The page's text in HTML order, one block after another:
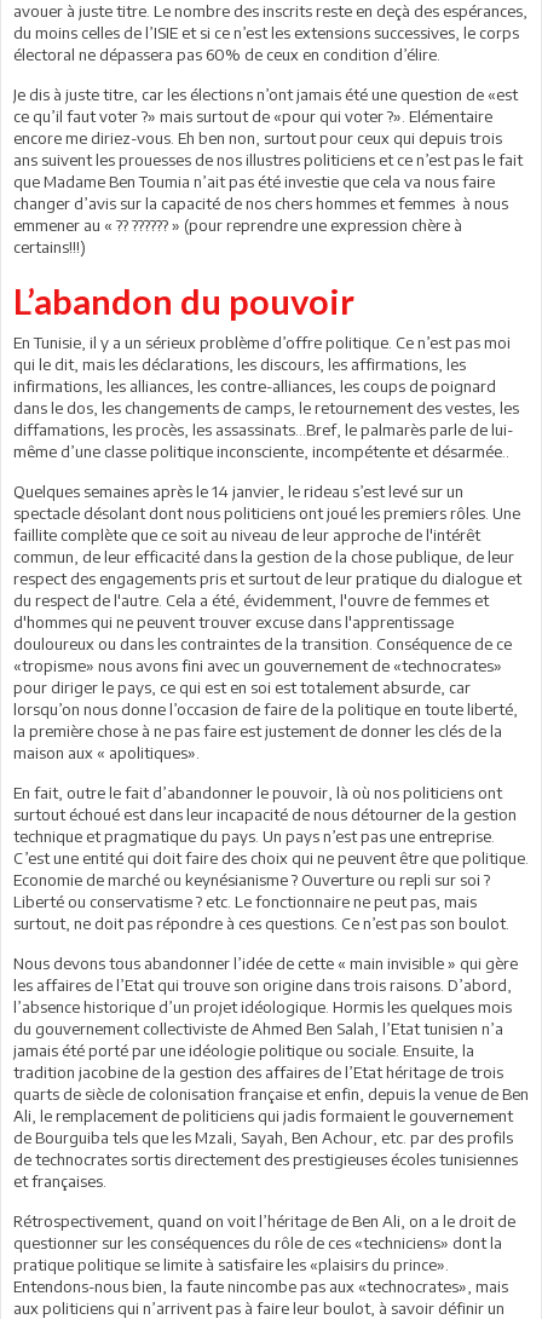
avouer à juste titre. Le nombre des inscrits reste en deçà des espérances,
du moins celles de l’ISIE et si ce n’est les extensions successives, le corps
électoral ne dépassera pas 60% de ceux en condition d’élire.
Je dis à juste titre, car les élections n’ont jamais été une question de «est
ce qu’il faut voter ?» mais surtout de «pour qui voter ?». Elémentaire
encore me diriez-vous. Eh ben non, surtout pour ceux qui depuis trois
ans suivent les prouesses de nos illustres politiciens et ce n’est pas le fait
que Madame Ben Toumia n’ait pas été investie que cela va nous faire
changer d’avis sur la capacité de nos chers hommes et femmes à nous
emmener au « ?? ?????? » (pour reprendre une expression chère à
certains!!!)
L’abandon du pouvoir
En Tunisie, il y a un sérieux problème d’offre politique. Ce n’est pas moi
qui le dit, mais les déclarations, les discours, les affirmations, les
infirmations, les alliances, les contre-alliances, les coups de poignard
dans le dos, les changements de camps, le retournement des vestes, les
diffamations, les procès, les assassinats…Bref, le palmarès parle de lui-
même d’une classe politique inconsciente, incompétente et désarmée..
Quelques semaines après le 14 janvier, le rideau s’est levé sur un
spectacle désolant dont nous politiciens ont joué les premiers rôles. Une
faillite complète que ce soit au niveau de leur approche de l'intérêt
commun, de leur efficacité dans la gestion de la chose publique, de leur
respect des engagements pris et surtout de leur pratique du dialogue et
du respect de l'autre. Cela a été, évidemment, l'ouvre de femmes et
d'hommes qui ne peuvent trouver excuse dans l'apprentissage
douloureux ou dans les contraintes de la transition. Conséquence de ce
«tropisme» nous avons fini avec un gouvernement de «technocrates»
pour diriger le pays, ce qui est en soi est totalement absurde, car
lorsqu’on nous donne l’occasion de faire de la politique en toute liberté,
la première chose à ne pas faire est justement de donner les clés de la
maison aux « apolitiques».
En fait, outre le fait d’abandonner le pouvoir, là où nos politiciens ont
surtout échoué est dans leur incapacité de nous détourner de la gestion
technique et pragmatique du pays. Un pays n’est pas une entreprise.
C’est une entité qui doit faire des choix qui ne peuvent être que politique.
Economie de marché ou keynésianisme ? Ouverture ou repli sur soi ?
Liberté ou conservatisme ? etc. Le fonctionnaire ne peut pas, mais
surtout, ne doit pas répondre à ces questions. Ce n’est pas son boulot.
Nous devons tous abandonner l’idée de cette « main invisible » qui gère
les affaires de l’Etat qui trouve son origine dans trois raisons. D’abord,
l’absence historique d’un projet idéologique. Hormis les quelques mois
du gouvernement collectiviste de Ahmed Ben Salah, l’Etat tunisien n’a
jamais été porté par une idéologie politique ou sociale. Ensuite, la
tradition jacobine de la gestion des affaires de l’Etat héritage de trois
quarts de siècle de colonisation française et enfin, depuis la venue de Ben
Ali, le remplacement de politiciens qui jadis formaient le gouvernement
de Bourguiba tels que les Mzali, Sayah, Ben Achour, etc. par des profils
de technocrates sortis directement des prestigieuses écoles tunisiennes
et françaises.
Rétrospectivement, quand on voit l’héritage de Ben Ali, on a le droit de
questionner sur les conséquences du rôle de ces «techniciens» dont la
pratique politique se limite à satisfaire les «plaisirs du prince».
Entendons-nous bien, la faute nincombe pas aux «technocrates», mais
aux politiciens qui n’arrivent pas à faire leur boulot, à savoir définir un